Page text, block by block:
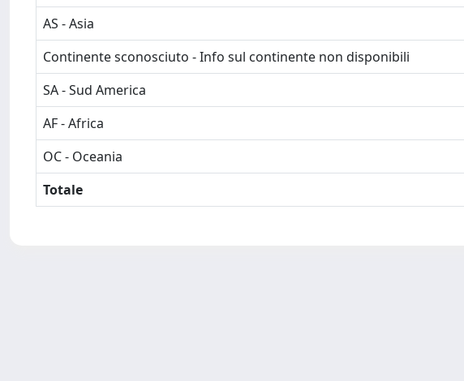
AS - Asia
Continente sconosciuto - Info sul continente non disponibili
SA - Sud America
AF - Africa
OC - Oceania
Totale